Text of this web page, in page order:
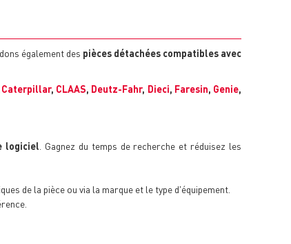
également des pièces détachées compatibles avec
Caterpillar, CLAAS, Deutz-Fahr, Dieci, Faresin, Genie,
logiciel . Gagnez du temps de recherche et réduisez les
de la pièce ou via la marque et le type d'équipement.